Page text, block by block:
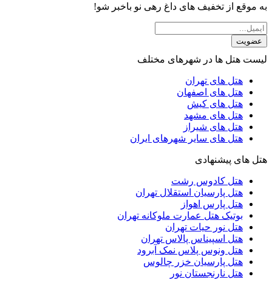
به موقع از تخفیف های داغ رهی نو باخبر شو!
عضویت
لیست هتل ها در شهرهای مختلف
هتل های تهران
هتل های اصفهان
هتل های کیش
هتل های مشهد
هتل های شیراز
هتل های سایر شهرهای ایران
هتل های پیشنهادی
هتل کادوس رشت
هتل پارسیان استقلال تهران
هتل پارس اهواز
بوتیک هتل عمارت ملوکانه تهران
هتل نور حیات تهران
هتل اسپیناس پالاس تهران
هتل ونوس پلاس نمک آبرود
هتل پارسیان خزر چالوس
هتل نارنجستان نور